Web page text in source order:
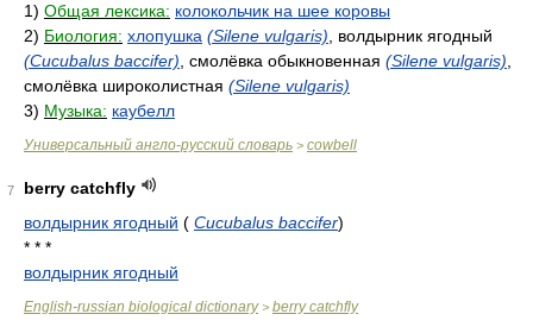
1) Общая лексика: колокольчик на шее коровы
2) Биология: хлопушка (Silene vulgaris) , волдырник ягодный
(Cucubalus baccifer) , смолёвка обыкновенная (Silene vulgaris)
смолёвка широколистная (Silene vulgaris)
3) Музыка: каубелл
Универсальный англо-русский словарь > cowbell
7
berry catchfly
волдырник ягодный ( Cucubalus baccifer)
* * *
волдырник ягодный
English-russian biological dictionary> berry catchfly